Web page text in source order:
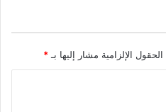
الحقول الإلزامية مشار إليها بـ*